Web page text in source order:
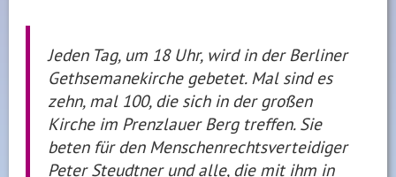
Jeden Tag, um 18 Uhr, wird in der Berliner
Gethsemanekirche gebetet. Mal sind es
zehn, mal 100, die sich in der großen
Kirche im Prenzlauer Berg treffen. Sie
beten für den Menschenrechtsverteidiger
Peter Steudtner und alle, die mit ihm in